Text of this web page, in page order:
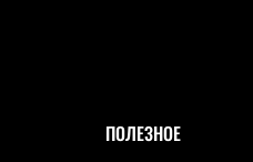
ПОЛЕЗНОЕ